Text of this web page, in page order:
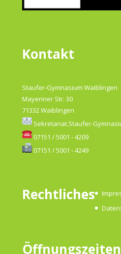
Kontakt
Staufer-Gymnasium Waiblingen
Mayenner Str. 30
71332 Waiblingen
Sekretariat.Staufer-
07151 / 5001 - 4209
07151 / 5001 - 4249
Rechtliches
Öffnungszeiten